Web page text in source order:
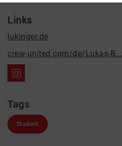
Links
lukinger.de
crew-united.com/de/Lukas-B...
Tags
Student